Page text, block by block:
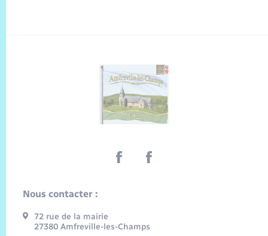
Nous contacter :
72 rue de la mairie
27380 Amfreville-les-Champs